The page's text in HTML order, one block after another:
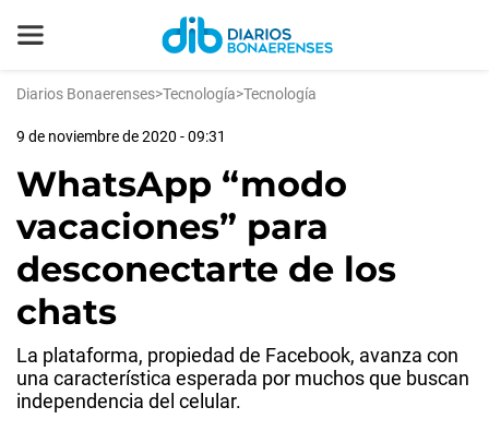
Diarios Bonaerenses>Tecnología>Tecnología
9 de noviembre de 2020 - 09:31
WhatsApp “modo
vacaciones” para
desconectarte de los
chats
La plataforma, propiedad de Facebook, avanza con
una característica esperada por muchos que buscan
independencia del celular.